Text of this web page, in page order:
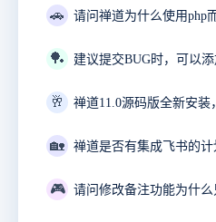
🚗 请问禅道为什么使用php
🏓 建议提交BUG时，可以
🥂 禅道11.0源码版全新安
🏡 禅道是否有集成飞书的计
🎮